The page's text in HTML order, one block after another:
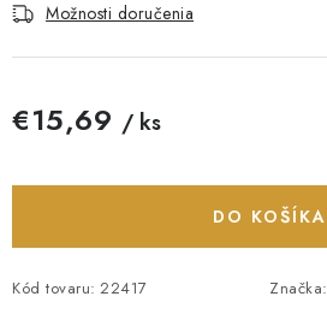
Možnosti doručenia
€15,69 / ks
DO KOŠÍKA
Kód tovaru: 22417 Značka: